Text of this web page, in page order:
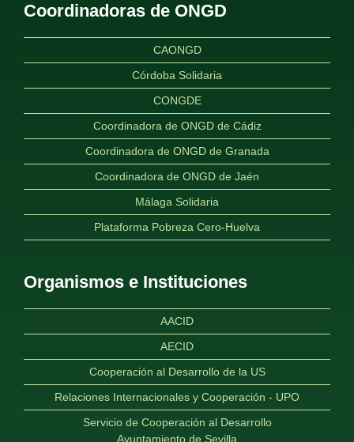
Coordinadoras de ONGD
CAONGD
Córdoba Solidaria
CONGDE
Coordinadora de ONGD de Cádiz
Coordinadora de ONGD de Granada
Coordinadora de ONGD de Jaén
Málaga Solidaria
Plataforma Pobreza Cero-Huelva
Organismos e Instituciones
AACID
AECID
Cooperación al Desarrollo de la US
Relaciones Internacionales y Cooperación - UPO
Servicio de Cooperación al Desarrollo
Ayuntamiento de Sevilla